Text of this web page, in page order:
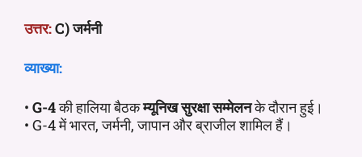
उत्तर:C) जर्मनी
व्याख्या:
• G-4की हालिया बैठकम्यूनिख सुरक्षा सम्मेलनके दौरान हुई।
• G-4 में भारत, जर्मनी, जापान और ब्राजील शामिल हैं।